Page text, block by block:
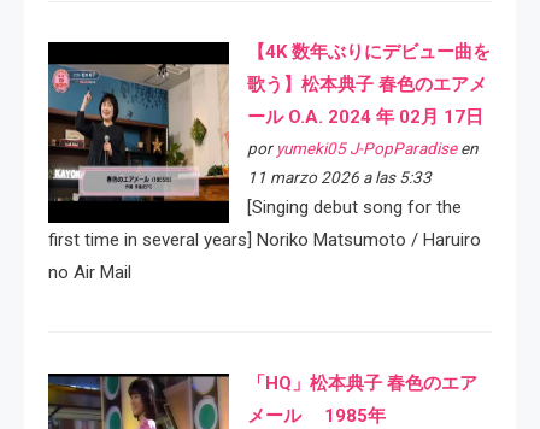
【4K 数年ぶりにデビュー曲を
歌う】松本典子 春色のエアメ
ール O.A. 2024 年 02月 17日
por yumeki05 J-PopParadiseen
11 marzo 2026 a las 5:33
[Singing debut song for the
first time in several years] Noriko Matsumoto / Haruiro
no Air Mail
「HQ」松本典子 春色のエア
メール 1985年